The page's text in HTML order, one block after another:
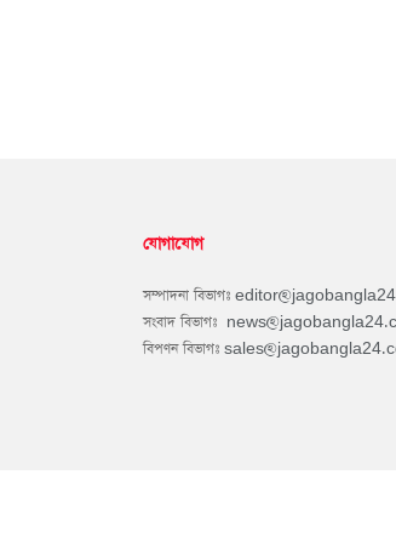
যোগাযোগ
সম্পাদনা বিভাগঃ
সংবাদ বিভাগঃ
বিপণন বিভাগঃ